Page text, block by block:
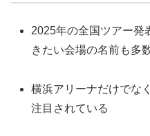
2025年の全国ツアー発
きたい会場の名前も多
横浜アリーナだけでな
注目されている